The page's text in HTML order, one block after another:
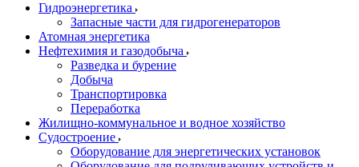
Гидроэнергетика
Запасные части для гидрогенераторов
Атомная энергетика
Нефтехимия и газодобыча
Разведка и бурение
Добыча
Транспортировка
Переработка
Жилищно-коммунальное и водное хозяйство
Судостроение
Оборудование для энергетических установок